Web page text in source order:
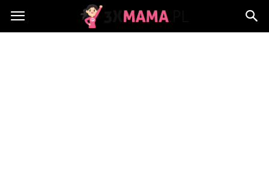
3xMama.pl